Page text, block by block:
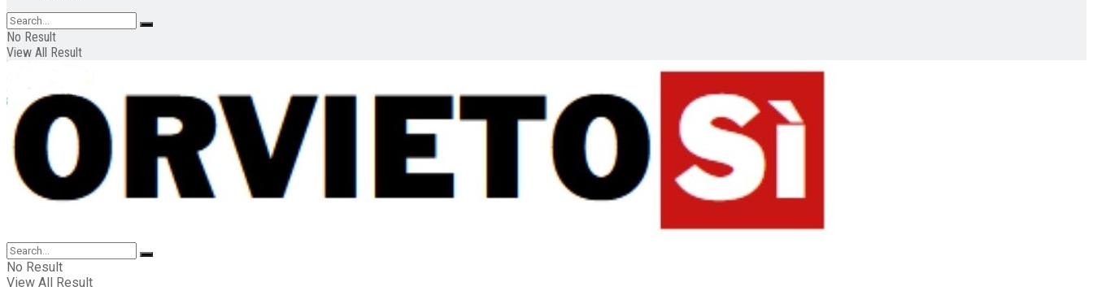
No Result
View All Result
No Result
View All Result